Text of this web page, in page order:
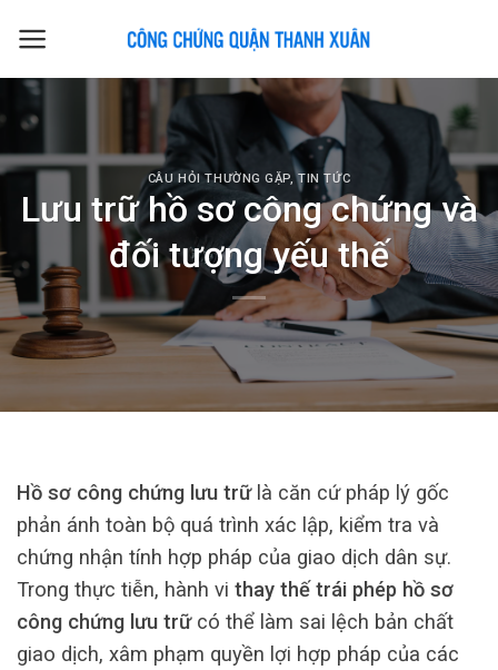
CÂU HỎI THƯỜNG GẶP,TIN TỨC
Lưu trữ hồ sơ công chứng và
đối tượng yếu thế
Hồ sơ công chứng lưu trữlà căn cứ pháp lý gốc
phản ánh toàn bộ quá trình xác lập, kiểm tra và
chứng nhận tính hợp pháp của giao dịch dân sự.
Trong thực tiễn, hành vi thay thế trái phép hồ sơ
công chứng lưu trữcó thể làm sai lệch bản chất
giao dịch, xâm phạm quyền lợi hợp pháp của các